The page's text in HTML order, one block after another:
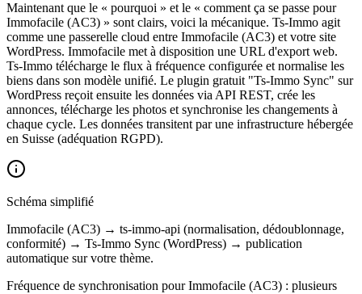
Maintenant que le « pourquoi » et le « comment ça se passe pour
Immofacile (AC3) » sont clairs, voici la mécanique. Ts-Immo agit
comme une passerelle cloud entre Immofacile (AC3) et votre site
WordPress. Immofacile met à disposition une URL d'export web.
Ts-Immo télécharge le flux à fréquence configurée et normalise les
biens dans son modèle unifié. Le plugin gratuit "Ts-Immo Sync" sur
WordPress reçoit ensuite les données via API REST, crée les
annonces, télécharge les photos et synchronise les changements à
chaque cycle. Les données transitent par une infrastructure hébergée
en Suisse (adéquation RGPD).
Schéma simplifié
Immofacile (AC3) → ts-immo-api (normalisation, dédoublonnage,
conformité) → Ts-Immo Sync (WordPress) → publication
automatique sur votre thème.
Fréquence de synchronisation pour Immofacile (AC3) : plusieurs